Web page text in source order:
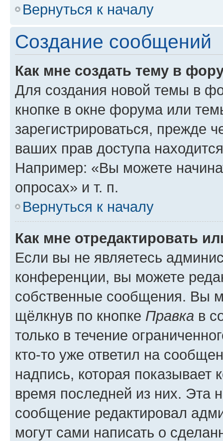
Вернуться к началу
Создание сообщений
Как мне создать тему в
Для создания новой темы в
кнопке в окне форума или
зарегистрироваться, прежде
ваших прав доступа
Например: «Вы можете
опросах» и т. п.
Вернуться к началу
Как мне отредактировать
Если вы не являетесь
конференции, вы можете
собственные сообщения. Вы
щёлкнув по кнопке Правка в
только в течение
кто-то уже ответил на
надпись, которая показывает
время последней из них. Эта
сообщение редактировал
могут сами написать о